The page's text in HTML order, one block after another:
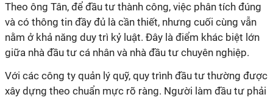
Theo ông Tân, để đầu tư thành công, việc phân tích đúng
và có thông tin đầy đủ là cần thiết, nhưng cuối cùng vẫn
nằm ở khả năng duy trì kỷ luật. Đây là điểm khác biệt lớn
giữa nhà đầu tư cá nhân và nhà đầu tư chuyên nghiệp.
Với các công ty quản lý quỹ, quy trình đầu tư thường được
xây dựng theo chuẩn mực rõ ràng. Người làm đầu tư phải